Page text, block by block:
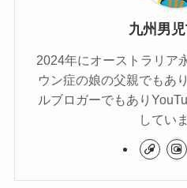
九州男
2024年にオーストラリア
ウン症の娘の父親でもあ
ルブロガーでもあり
してい